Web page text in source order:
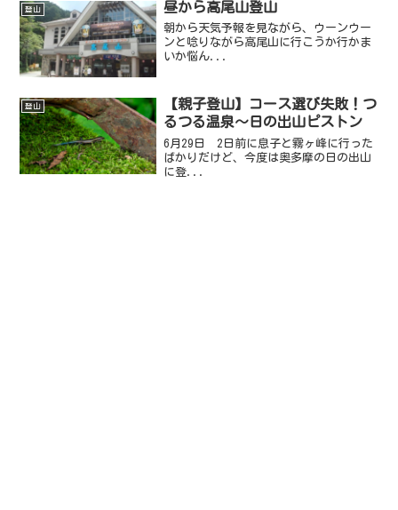
登山 昼から高尾山登山
朝から天気予報を見ながら、ウーンウー
ンと唸りながら高尾山に行こうか行かま
いか悩ん...
登山
【親子登山】コース選び失敗！つ
るつる温泉～日の出山ピストン
6月29日 2日前に息子と霧ヶ峰に行った
ばかりだけど、今度は奥多摩の日の出山
に登...